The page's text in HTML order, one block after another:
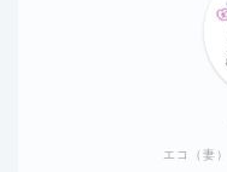
エコ（妻